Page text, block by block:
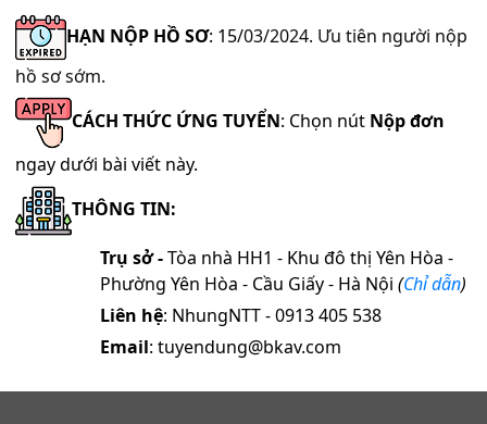
HẠN NỘP HỒ SƠ: 15/03/2024. Ưu tiên người nộp
hồ sơ sớm.
CÁCH THỨC ỨNG TUYỂN: Chọn nút Nộp đơn
ngay dưới bài viết này.
THÔNG TIN:
Trụ sở-Tòa nhà HH1 - Khu đô thị Yên Hòa -
Phường Yên Hòa - Cầu Giấy - Hà Nội (Chỉ dẫn)
Liên hệ: NhungNTT - 0913 405 538
Email: tuyendung@bkav.com